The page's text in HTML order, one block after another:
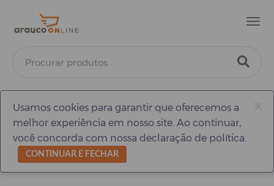
Usamos cookies para garantir que oferecemos a
melhor experiência em nosso site. Ao continuar,
você concorda com nossa declaração de política.
CONTINUAR E FECHAR